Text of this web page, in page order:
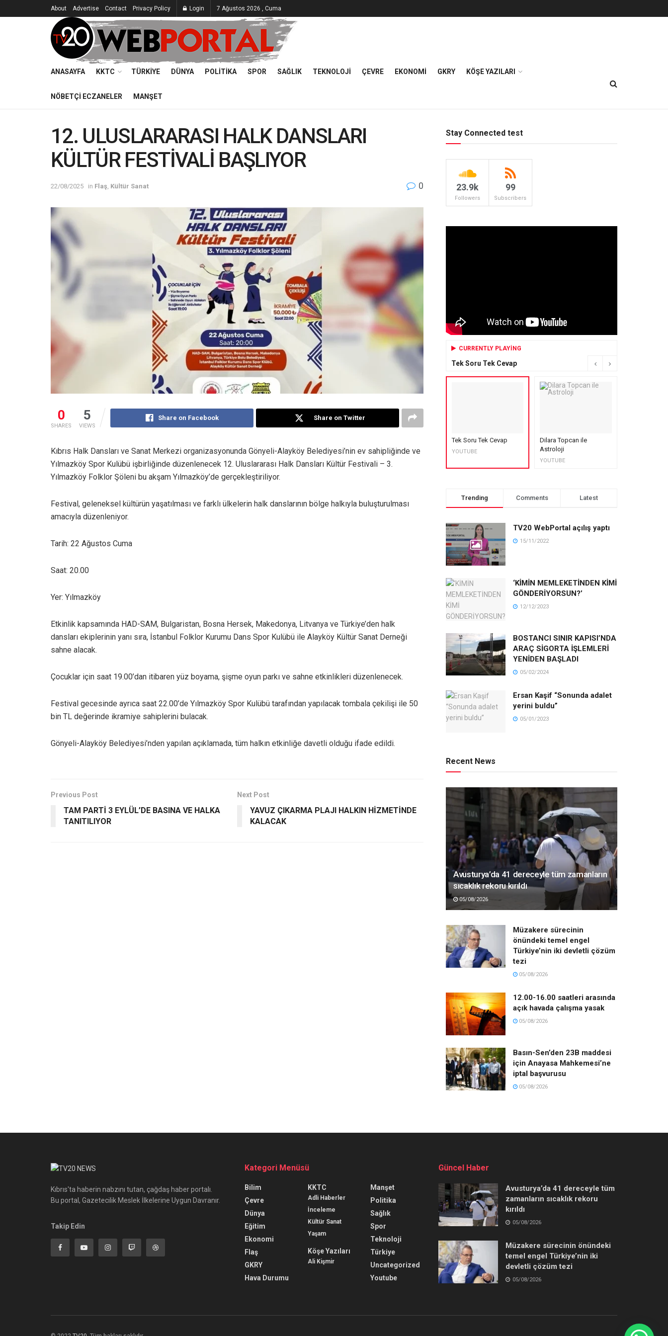
About Advertise Contact Privacy Policy Login 7 Ağustos 2026 , Cuma
ANASAYFA KKTC TÜRKIYE DÜNYA POLITIKA SPOR SAĞLIK TEKNOLOJI ÇEVRE EKONOMI GKRY KÖŞE YAZILARI
NÖBETÇI ECZANELER MANŞET
12. ULUSLARARASI HALK DANSLARI
KÜLTÜR FESTİVALİ BAŞLIYOR
22/08/2025 in Flaş Kültür Sanat 0
0
SHARES
5
VIEWS
Share on Facebook Share on Twitter
Kıbrıs Halk Dansları ve Sanat Merkezi organizasyonunda Gönyeli-Alayköy Belediyesi’nin ev sahipliğinde ve
Yılmazköy Spor Kulübü işbirliğinde düzenlenecek 12. Uluslararası Halk Dansları Kültür Festivali – 3.
Yılmazköy Folklor Şöleni bu akşam Yılmazköy’de gerçekleştiriliyor.
Festival, geleneksel kültürün yaşatılması ve farklı ülkelerin halk danslarının bölge halkıyla buluşturulması
amacıyla düzenleniyor.
Tarih: 22 Ağustos Cuma
Saat: 20.00
Yer: Yılmazköy
Etkinlik kapsamında HAD-SAM, Bulgaristan, Bosna Hersek, Makedonya, Litvanya ve Türkiye’den halk
dansları ekiplerinin yanı sıra, İstanbul Folklor Kurumu Dans Spor Kulübü ile Alayköy Kültür Sanat Derneği
sahne alacak.
Çocuklar için saat 19.00’dan itibaren yüz boyama, şişme oyun parkı ve sahne etkinlikleri düzenlenecek.
Festival gecesinde ayrıca saat 22.00’de Yılmazköy Spor Kulübü tarafından yapılacak tombala çekilişi ile 50
bin TL değerinde ikramiye sahiplerini bulacak.
Gönyeli-Alayköy Belediyesi’nden yapılan açıklamada, tüm halkın etkinliğe davetli olduğu ifade edildi.
Previous Post
TAM PARTİ 3 EYLÜL’DE BASINA VE HALKA
TANITILIYOR
Next Post
YAVUZ ÇIKARMA PLAJI HALKIN HİZMETİNDE
KALACAK
Stay Connected test
23.9k
Followers
99
Subscribers
CURRENTLY PLAYING
Tek Soru Tek Cevap
Tek Soru Tek Cevap
YOUTUBE
Dilara Topcan ile
Astroloji
YOUTUBE
Trending Comments Latest
TV20 WebPortal açılış yaptı
15/11/2022
‘KİMİN MEMLEKETİNDEN KİMİ
GÖNDERİYORSUN?’
12/12/2023
BOSTANCI SINIR KAPISI’NDA
ARAÇ SİGORTA İŞLEMLERİ
YENİDEN BAŞLADI
05/02/2024
Ersan Kaşif “Sonunda adalet
yerini buldu”
05/01/2023
Recent News
Avusturya’da 41 dereceyle tüm zamanların
sıcaklık rekoru kırıldı
05/08/2026
Müzakere sürecinin
önündeki temel engel
Türkiye’nin iki devletli çözüm
tezi
05/08/2026
12.00-16.00 saatleri arasında
açık havada çalışma yasak
05/08/2026
Basın-Sen’den 23B maddesi
için Anayasa Mahkemesi’ne
iptal başvurusu
05/08/2026
Kıbrıs'ta haberin nabzını tutan, çağdaş haber portalı.
Bu portal, Gazetecilik Meslek İlkelerine Uygun Davranır.
Takip Edin
Kategori Menüsü
Bilim
Çevre
Dünya
Eğitim
Ekonomi
Flaş
GKRY
Hava Durumu
KKTC
Adli Haberler
İnceleme
Kültür Sanat
Yaşam
Köşe Yazıları
Ali Kişmir
Manşet
Politika
Sağlık
Spor
Teknoloji
Türkiye
Uncategorized
Youtube
Güncel Haber
Avusturya’da 41 dereceyle tüm
zamanların sıcaklık rekoru
kırıldı
05/08/2026
Müzakere sürecinin önündeki
temel engel Türkiye’nin iki
devletli çözüm tezi
05/08/2026